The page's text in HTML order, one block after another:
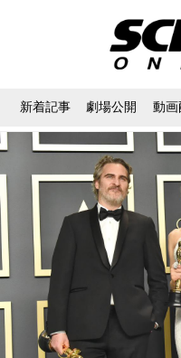
新着記事 劇場公開 動画